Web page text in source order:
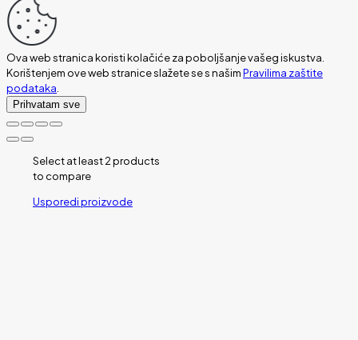
Ova web stranica koristi kolačiće za poboljšanje vašeg iskustva.
Korištenjem ove web stranice slažete se s našimPravilima zaštite
podataka.
Prihvatam sve
Select at least 2 products
to compare
Usporedi proizvode